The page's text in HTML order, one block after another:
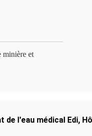
minière et
de l'eau médical Edi,